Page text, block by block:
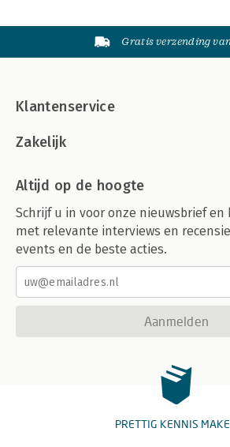
Gratis verzending
Klantenservice
Zakelijk
Altijd op de hoogte
Schrijf u in voor onze nieuwsbrief
met relevante interviews en
events en de beste acties.
Aanmelden
PRETTIG KENNIS